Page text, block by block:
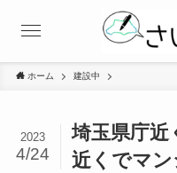
ホーム 建設中
埼玉県庁近
近くでマ
2023
4/24